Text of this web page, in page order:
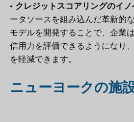
• クレジットスコアリングのイ
ータソースを組み込んだ革新的
モデルを開発することで、企業
信用力を評価できるようになり
を軽減できます。
ニューヨークの施